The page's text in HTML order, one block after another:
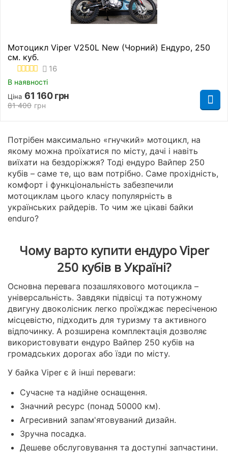
Потрібен максимально «гнучкий» мотоцикл, на
якому можна проїхатися по місту, дачі і навіть
виїхати на бездоріжжя? Тоді ендуро Вайпер 250
кубів – саме те, що вам потрібно. Саме прохідність,
комфорт і функціональність забезпечили
мотоциклам цього класу популярність в
українських райдерів. То чим же цікаві байки
enduro?
Чому варто купити ендуро Viper
250 кубів в Україні?
Основна перевага позашляхового мотоцикла –
універсальність. Завдяки підвісці та потужному
двигуну двоколісник легко проїжджає пересіченою
місцевістю, підходить для туризму та активного
відпочинку. А розширена комплектація дозволяє
використовувати ендуро Вайпер 250 кубів на
громадських дорогах або їзди по місту.
У байка Viper є й інші переваги:
Сучасне та надійне оснащення.
Значний ресурс (понад 50000 км).
Агресивний запам'ятовуваний дизайн.
Зручна посадка.
Дешеве обслуговування та доступні запчастини.
Мотоцикл Viper V250L New (Чорний) Ендуро, 250
см. куб.
16
В наявності
81 400 грн
Ціна 61 160 грн